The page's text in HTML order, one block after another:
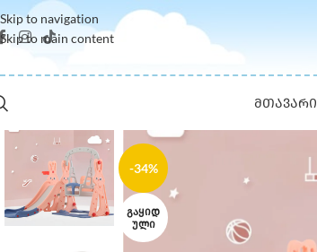
Skip to navigation
Skip to main content
ᲛᲗᲐᲕᲐᲠᲘ
-34%
ᲒᲐᲧᲘᲓ
ᲣᲚᲘ